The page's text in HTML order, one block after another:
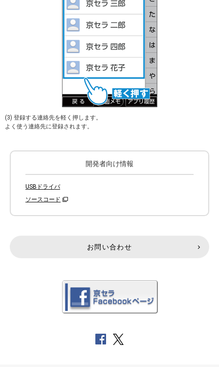
(3) 登録する連絡先を軽く押します。
よく使う連絡先に登録されます。
開発者向け情報
USBドライバ
ソースコード
お問い合わせ